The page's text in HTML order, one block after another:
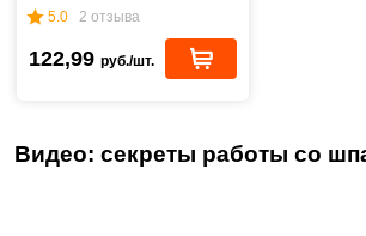
5.0 2 отзыва
122,99 руб./шт.
Видео: секреты работы со